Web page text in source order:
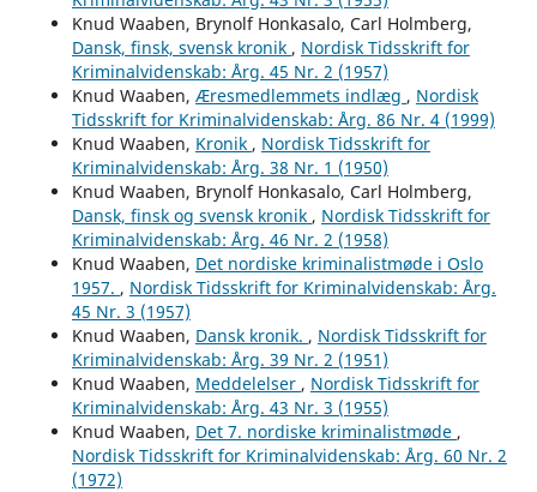
Knud Waaben, Brynolf Honkasalo, Carl Holmberg,
Dansk, finsk, svensk kronik , Nordisk Tidsskrift for
Kriminalvidenskab: Årg. 45 Nr. 2 (1957)
Knud Waaben, Æresmedlemmets indlæg , Nordisk
Tidsskrift for Kriminalvidenskab: Årg. 86 Nr. 4 (1999)
Knud Waaben, Kronik , Nordisk Tidsskrift for
Kriminalvidenskab: Årg. 38 Nr. 1 (1950)
Knud Waaben, Brynolf Honkasalo, Carl Holmberg,
Dansk, finsk og svensk kronik , Nordisk Tidsskrift for
Kriminalvidenskab: Årg. 46 Nr. 2 (1958)
Knud Waaben, Det nordiske kriminalistmøde i Oslo
1957. , Nordisk Tidsskrift for Kriminalvidenskab: Årg.
45 Nr. 3 (1957)
Knud Waaben, Dansk kronik. , Nordisk Tidsskrift for
Kriminalvidenskab: Årg. 39 Nr. 2 (1951)
Knud Waaben, Meddelelser , Nordisk Tidsskrift for
Kriminalvidenskab: Årg. 43 Nr. 3 (1955)
Knud Waaben, Det 7. nordiske kriminalistmøde ,
Nordisk Tidsskrift for Kriminalvidenskab: Årg. 60 Nr. 2
(1972)